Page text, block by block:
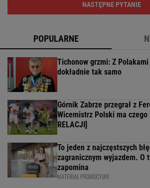
NASTĘPNE PYTANIE
POPULARNE
Tichonow grzmi: Z
dokładnie tak samo
Górnik Zabrze przegrał z
Wicemistrz Polski ma czego
RELACJI]
To jeden z najczęstszych
zagranicznym wyjazdem. O
zapomina
MATERIAŁ PROMOCYJNY